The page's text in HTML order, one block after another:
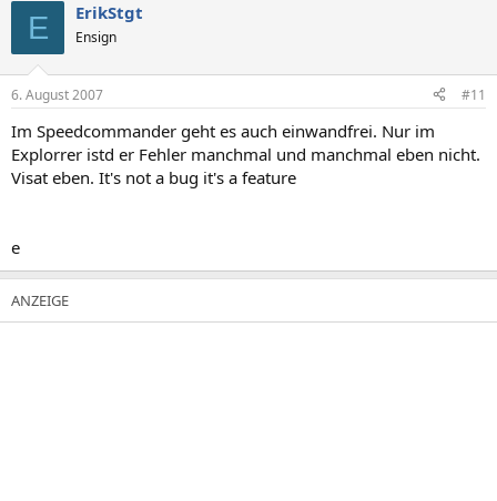
E ErikStgt
Ensign
6. August 2007 #11
Im Speedcommander geht es auch einwandfrei. Nur im
Explorrer istd er Fehler manchmal und manchmal eben nicht.
Visat eben. It's not a bug it's a feature
e